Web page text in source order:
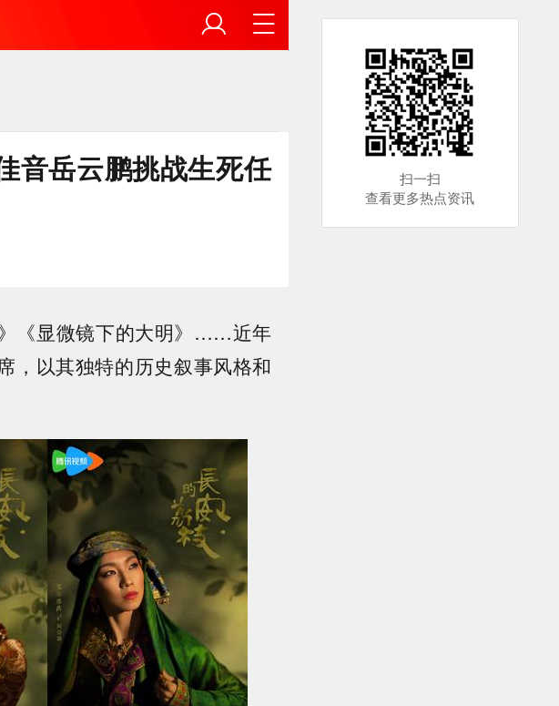
音岳云鹏挑战生死任
《显微镜下的大明》……近年
，以其独特的历史叙事风格和
扫一扫
查看更多热点资讯